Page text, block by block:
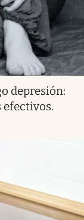
depresión: